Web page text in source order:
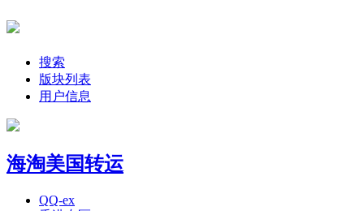
搜索
版块列表
用户信息
海淘美国转运
QQ-ex